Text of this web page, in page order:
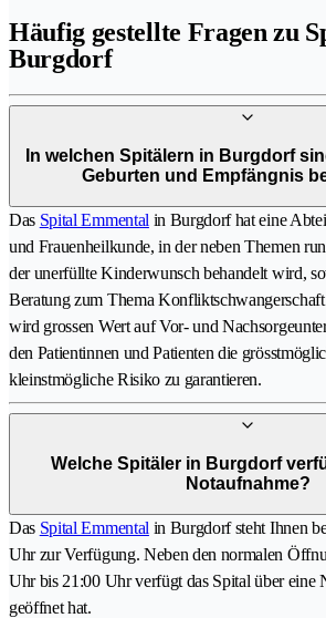
Häufig gestellte Fragen zu
Burgdorf
In welchen Spitälern in Burgdorf
Geburten und Empfängnis
Das Spital Emmental in Burgdorf hat eine
und Frauenheilkunde, in der neben Themen
der unerfüllte Kinderwunsch behandelt wird,
Beratung zum Thema
wird grossen Wert auf Vor- und
den Patientinnen und Patienten die
kleinstmögliche Risiko zu garantieren.
Welche Spitäler in Burgdorf
Notaufnahme?
Das Spital Emmental in Burgdorf steht Ihnen
Uhr zur Verfügung. Neben den normalen
Uhr bis 21:00 Uhr verfügt das Spital über eine
geöffnet hat.